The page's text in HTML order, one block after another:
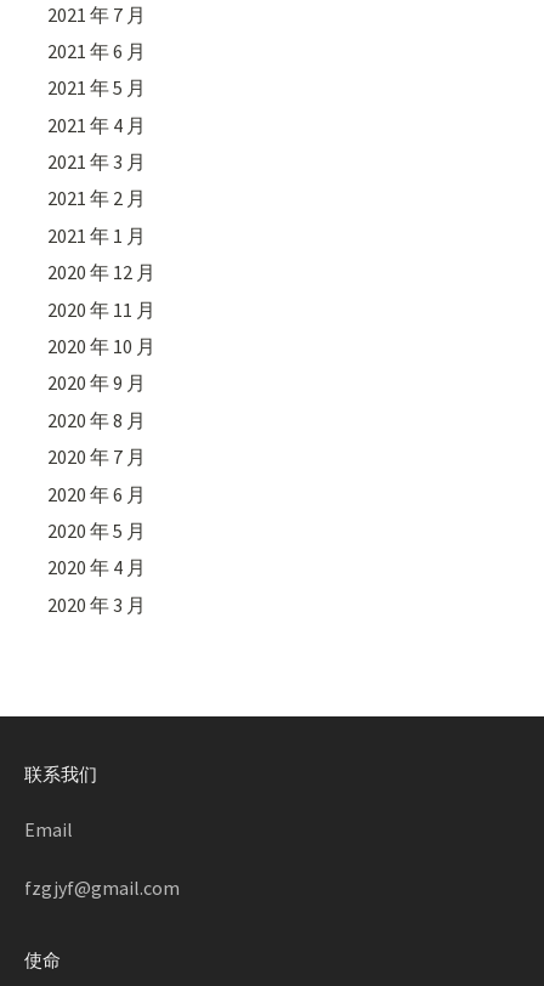
2021 年 7 月
2021 年 6 月
2021 年 5 月
2021 年 4 月
2021 年 3 月
2021 年 2 月
2021 年 1 月
2020 年 12 月
2020 年 11 月
2020 年 10 月
2020 年 9 月
2020 年 8 月
2020 年 7 月
2020 年 6 月
2020 年 5 月
2020 年 4 月
2020 年 3 月
联系我们
Email
fzgjyf@gmail.com
使命